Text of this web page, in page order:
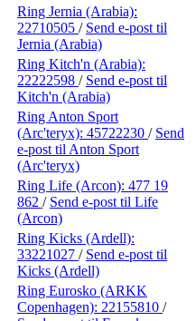
Ring Jernia (Arabia):
22710505 / Send e-post til
Jernia (Arabia)
Ring Kitch'n (Arabia):
22222598 / Send e-post til
Kitch'n (Arabia)
Ring Anton Sport
(Arc'teryx): 45722230 / Send
e-post til Anton Sport
(Arc'teryx)
Ring Life (Arcon): 477 19
862 / Send e-post til Life
(Arcon)
Ring Kicks (Ardell):
33221027 / Send e-post til
Kicks (Ardell)
Ring Eurosko (ARKK
Copenhagen): 22155810 /